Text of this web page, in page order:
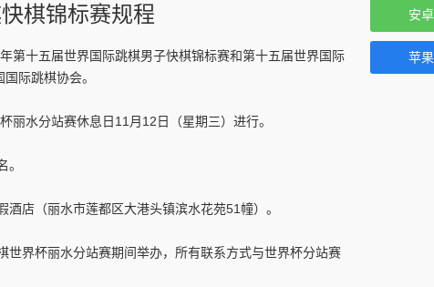
棋锦标赛规程
十五届世界国际跳棋男子快棋锦标赛和第十五届世界国际
际跳棋协会。
水分站赛休息日11月12日（星期三）进行。
（丽水市莲都区大港头镇滨水花苑51幢）。
界杯丽水分站赛期间举办，所有联系方式与世界杯分站赛
安
苹